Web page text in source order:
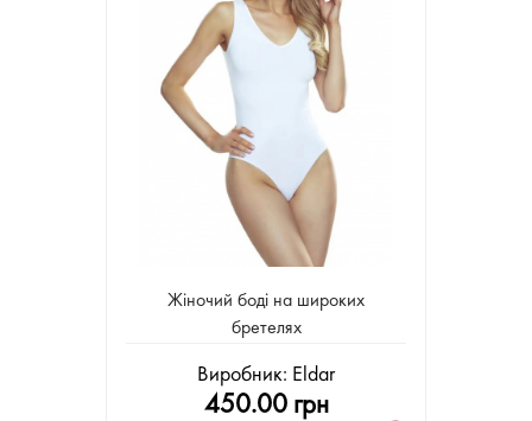
Жіночий боді на широких
бретелях
Виробник: Eldar
450.00 грн